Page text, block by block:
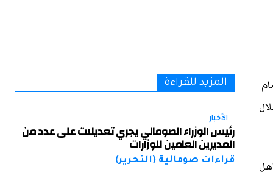
المزيد للقراءة
الأخبار
رئيس الوزراء الصومالي يجري تعديلات على عدد من
المديرين العامين للوزارات
قراءات صومالية (التحرير)